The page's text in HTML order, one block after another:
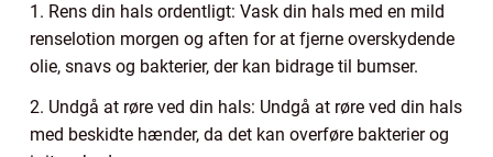
1. Rens din hals ordentligt: Vask din hals med en mild
renselotion morgen og aften for at fjerne overskydende
olie, snavs og bakterier, der kan bidrage til bumser.
2. Undgå at røre ved din hals: Undgå at røre ved din hals
med beskidte hænder, da det kan overføre bakterier og